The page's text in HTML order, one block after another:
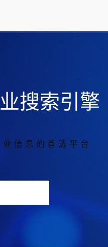
搜索引擎
信息的首选平台